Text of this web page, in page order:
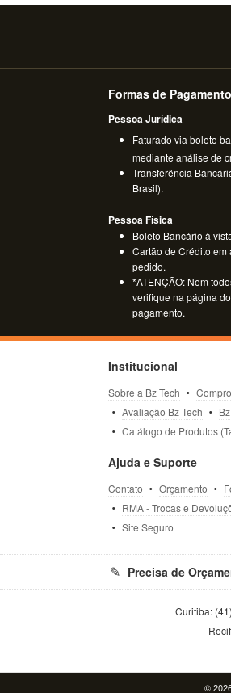
Formas de Pagamento
Pessoa Jurídica
Faturado via boleto
mediante análise de
Transferência
Brasil).
Pessoa Física
Boleto Bancário à
Cartão de Crédito em
pedido.
*ATENÇÃO: Nem
verifique na página
pagamento.
Institucional
Sobre a Bz Tech
Avaliação Bz Tech
Catálogo de Produtos
Ajuda e Suporte
Contato Orçamento
RMA - Trocas e
Site Seguro
Precisa de
Curitiba:
©